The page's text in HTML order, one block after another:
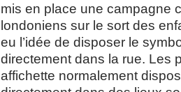
mis en place une campagne
londoniens sur le sort des
eu l’idée de disposer le
directement dans la rue. Les
affichette normalement